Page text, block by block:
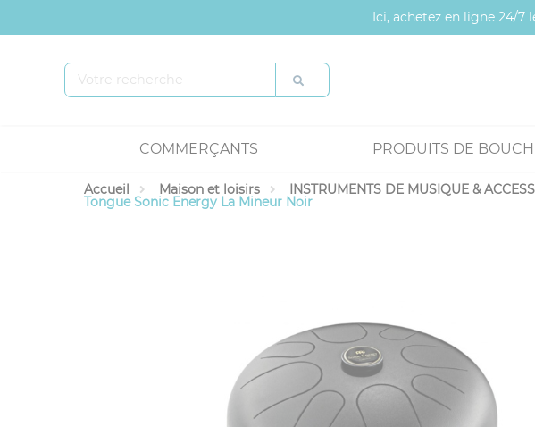
Ici, achetez en ligne 24/7
COMMERÇANTS PRODUITS DE
Accueil Maison et loisirs INSTRUMENTS DE MUSIQUE &
Tongue Sonic Energy La Mineur Noir